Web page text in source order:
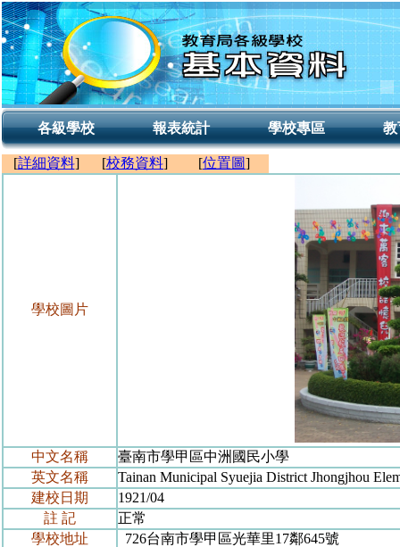
各級學校 報表統計 學校專區 教
[詳細資料] [校務資料] [位置圖]
學校圖片
中文名稱
臺南市學甲區中洲國民小學
英文名稱
Tainan Municipal Syuejia District Jhongjhou
建校日期
1921/04
註 記
正常
學校地址
726台南市學甲區光華里17鄰645號